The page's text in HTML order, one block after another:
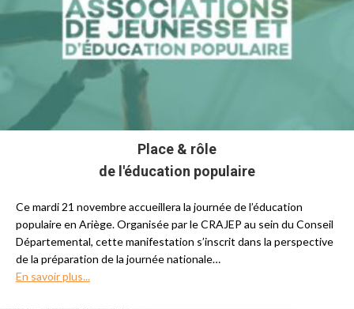
Place & rôle
de l'éducation populaire
Ce mardi 21 novembre accueillera la journée de l’éducation
populaire en Ariège. Organisée par le CRAJEP au sein du Conseil
Départemental, cette manifestation s’inscrit dans la perspective
de la préparation de la journée nationale…
En savoir plus...